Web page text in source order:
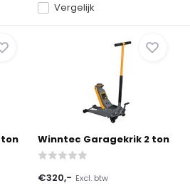
Vergelijk
Winntec Garagekrik 2 ton
€320,- Excl. btw